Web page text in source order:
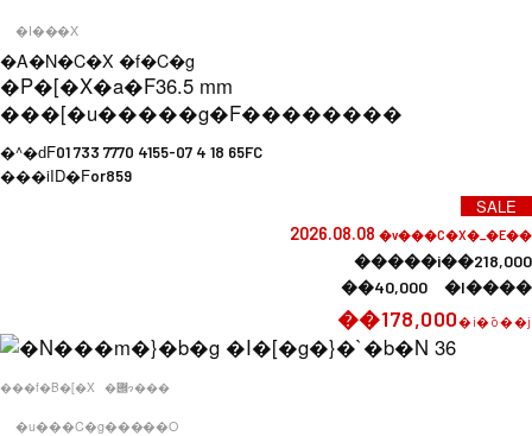
�I���X
�A�N�C�X �f�C�g
�P�[�X�a�F36.5 mm
���[�u�����g�F��������
�^�ԁF01 733 7770 4155-07 4 18 65FC
���iID�For859
SALE
2026.08.08 �v���C�X�_�E��
�����i��218,000
��40,000 �l����
��178,000�i�ō��j
���f�B�[�X �݌ɂ���
�u���C�g�����O